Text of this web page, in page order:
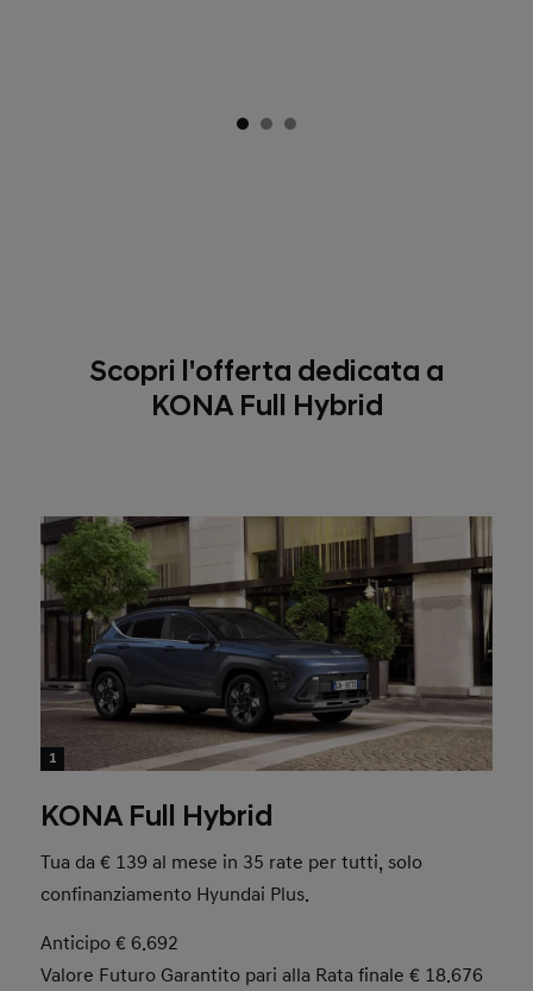
Scopri l'offerta dedicata a
KONA Full Hybrid
1
KONA Full Hybrid
Tua da € 139 al mese in 35 rate per tutti, solo
confinanziamento Hyundai Plus.
Anticipo € 6.692
Valore Futuro Garantito pari alla Rata finale € 18.676